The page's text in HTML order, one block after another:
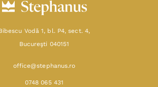
Vodă 1, bl. P4, sect. 4,
Bucureşti 040151
office@stephanus.ro
0748 065 431